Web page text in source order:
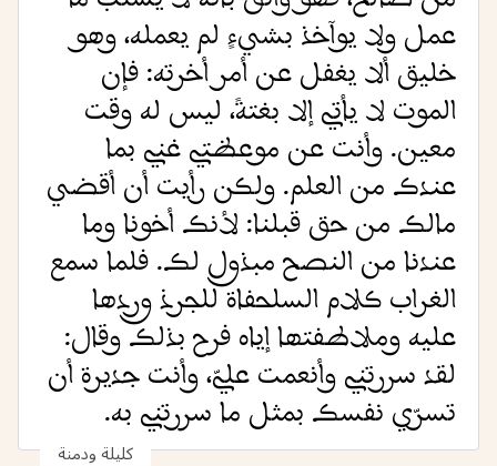
تسرّي نفسك بمثل ما سررتني به.
كليلة ودمنة